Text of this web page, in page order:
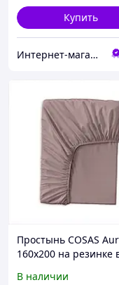
Купить
Интернет-магазин "SmartShop"
Простынь COSAS
160х200 на резинке
В наличии